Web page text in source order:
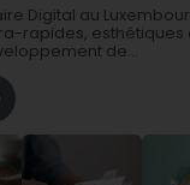
Digital au
rapides, esthétiques
de...